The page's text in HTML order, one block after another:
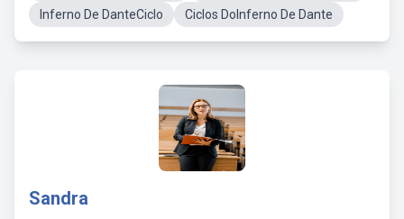
Inferno De DanteCiclo
Ciclos DoInferno De Dante
Sandra